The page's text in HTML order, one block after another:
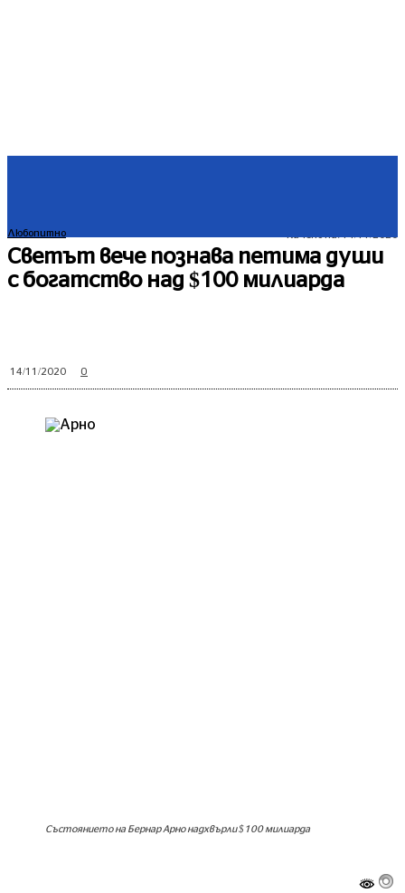
Любопитно
Светът вече познава петима души
с богатство над $100 милиарда
14/11/2020 0
Състоянието на Бернар Арно надхвърли $100 милиарда